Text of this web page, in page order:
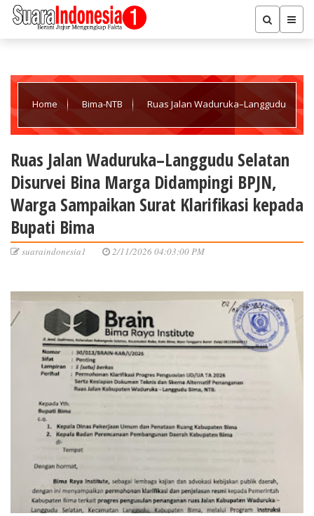
Home Bima-NTB Ruas Jalan Waduruka–Langgudu
Surat Klarifikasi kepada Bupati Bima
Ruas Jalan Waduruka–Langgudu Selatan
Disurvei Bina Marga Didampingi BPJN,
Warga Sampaikan Surat Klarifikasi kepada
Bupati Bima
suaraindonesia1 2/11/2026 04:03:00 PM